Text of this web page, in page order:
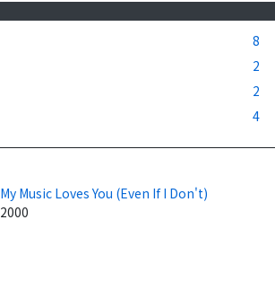
8
2
2
4
My Music Loves You (Even If I Don't)
2000